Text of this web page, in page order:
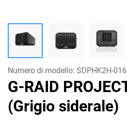
Numero di modello: SDPHK2H-
G-RAID
(Grigio siderale)